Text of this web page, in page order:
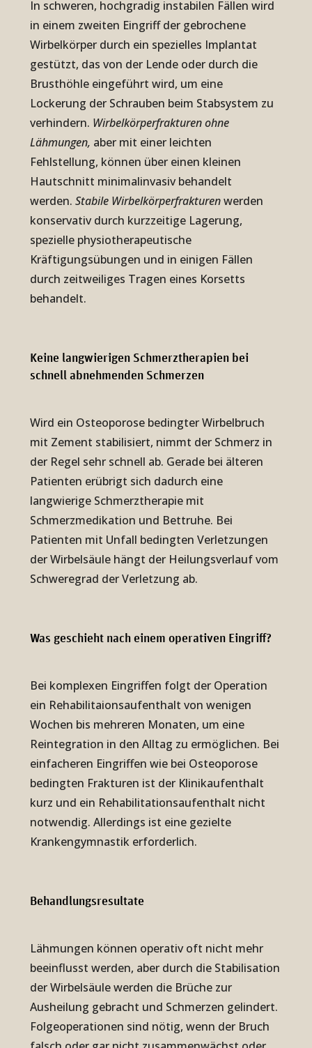
In schweren, hochgradig instabilen Fällen wird
in einem zweiten Eingriff der gebrochene
Wirbelkörper durch ein spezielles Implantat
gestützt, das von der Lende oder durch die
Brusthöhle eingeführt wird, um eine
Lockerung der Schrauben beim Stabsystem zu
verhindern. Wirbelkörperfrakturen ohne
Lähmungen, aber mit einer leichten
Fehlstellung, können über einen kleinen
Hautschnitt minimalinvasiv behandelt
werden.Stabile Wirbelkörperfrakturenwerden
konservativ durch kurzzeitige Lagerung,
spezielle physiotherapeutische
Kräftigungsübungen und in einigen Fällen
durch zeitweiliges Tragen eines Korsetts
behandelt.
Keine lang­wie­ri­gen Schmerz­the­ra­pien bei
schnell ab­neh­men­den Schmer­zen
Wird ein Osteoporose bedingter Wirbelbruch
mit Zement stabilisiert, nimmt der Schmerz in
der Regel sehr schnell ab. Gerade bei älteren
Patienten erübrigt sich dadurch eine
langwierige Schmerztherapie mit
Schmerzmedikation und Bettruhe. Bei
Patienten mit Unfall bedingten Verletzungen
der Wirbelsäule hängt der Heilungsverlauf vom
Schweregrad der Verletzung ab.
Was ge­schieht nach ei­nem ope­ra­ti­ven Ein­griff?
Bei komplexen Eingriffen folgt der Operation
ein Rehabilitaionsaufenthalt von wenigen
Wochen bis mehreren Monaten, um eine
Reintegration in den Alltag zu ermöglichen. Bei
einfacheren Eingriffen wie bei Osteoporose
bedingten Frakturen ist der Klinikaufenthalt
kurz und ein Rehabilitationsaufenthalt nicht
notwendig. Allerdings ist eine gezielte
Krankengymnastik erforderlich.
Be­hand­lungs­re­sul­ta­te
Lähmungen können operativ oft nicht mehr
beeinflusst werden, aber durch die Stabilisation
der Wirbelsäule werden die Brüche zur
Ausheilung gebracht und Schmerzen gelindert.
Folgeoperationen sind nötig, wenn der Bruch